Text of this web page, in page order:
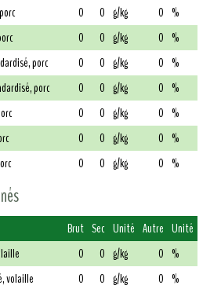
0 0 g/kg 0 %
0 0 g/kg 0 %
porc
0 0 g/kg 0 %
porc
0 0 g/kg 0 %
0 0 g/kg 0 %
0 0 g/kg 0 %
0 0 g/kg 0 %
Brut Sec Unité Autre Unité
0 0 g/kg 0 %
volaille
0 0 g/kg 0 %